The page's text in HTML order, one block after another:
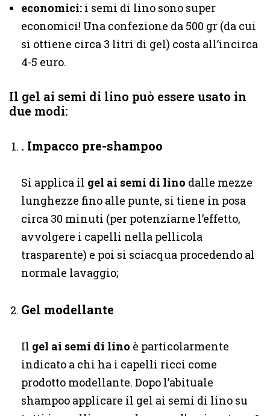
economici: i semi di lino sono super
economici! Una confezione da 500 gr (da cui
si ottiene circa 3 litri di gel) costa all’incirca
4-5 euro.
Il gel ai semi di lino può essere usato in
due modi:
. Impacco pre-shampoo
Si applica il gel ai semi di lino dalle mezze
lunghezze fino alle punte, si tiene in posa
circa 30 minuti (per potenziarne l’effetto,
avvolgere i capelli nella pellicola
trasparente) e poi si sciacqua procedendo al
normale lavaggio;
Gel modellante
Il gel ai semi di lino è particolarmente
indicato a chi ha i capelli ricci come
prodotto modellante. Dopo l’abituale
shampoo applicare il gel ai semi di lino su